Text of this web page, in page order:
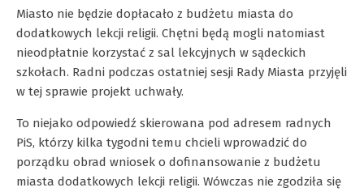
Miasto nie będzie dopłacało z budżetu miasta do
dodatkowych lekcji religii. Chętni będą mogli natomiast
nieodpłatnie korzystać z sal lekcyjnych w sądeckich
szkołach. Radni podczas ostatniej sesji Rady Miasta przyjęli
w tej sprawie projekt uchwały.
To niejako odpowiedź skierowana pod adresem radnych
PiS, którzy kilka tygodni temu chcieli wprowadzić do
porządku obrad wniosek o dofinansowanie z budżetu
miasta dodatkowych lekcji religii. Wówczas nie zgodziła się